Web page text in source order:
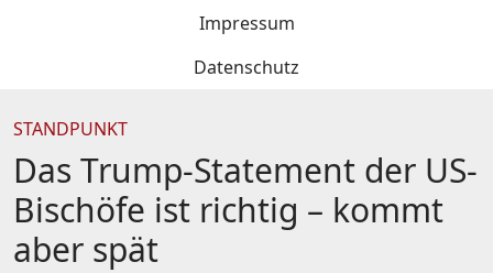
Impressum
Datenschutz
STANDPUNKT
Das Trump-Statement der US-
Bischöfe ist richtig – kommt
aber spät